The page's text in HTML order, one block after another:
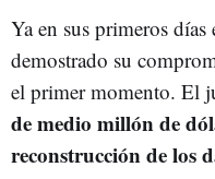
Ya en sus primeros
demostrado su
el primer momento. El
de medio millón de
reconstrucción de los